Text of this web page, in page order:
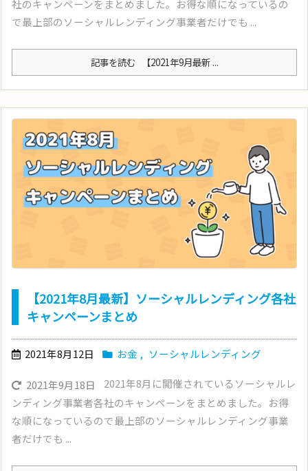
社のキャンペーンをまとめました。お得な順になっているの
で最上部のソーシャルレンディング事業者だけでも ...
記事を読む 【2021年9月最新 ...
【2021年8月最新】ソーシャルレンディング各社
キャンペーンまとめ
2021年8月12日 お金 , ソーシャルレンディング
2021年9月18日
2021年8月に開催されているソーシャルレ
ンディング事業者各社のキャンペーンをまとめました。お得
な順になっているので最上部のソーシャルレンディング事業
者だけでも ...